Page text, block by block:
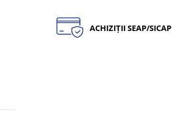
ACHIZIȚII SEAP/SICAP